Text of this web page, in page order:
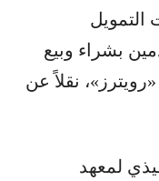
التمويل
بشراء وبيع
نقلاً عن
لمعهد